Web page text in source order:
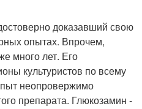
доказавший свою
опытах. Впрочем,
много лет. Его
культуристов по всему
неопровержимо
препарата. Глюкозамин -